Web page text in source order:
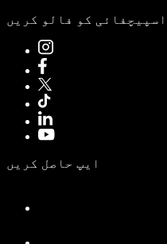
اسپیچفائی کو فالو کریں
ایپ حاصل کریں